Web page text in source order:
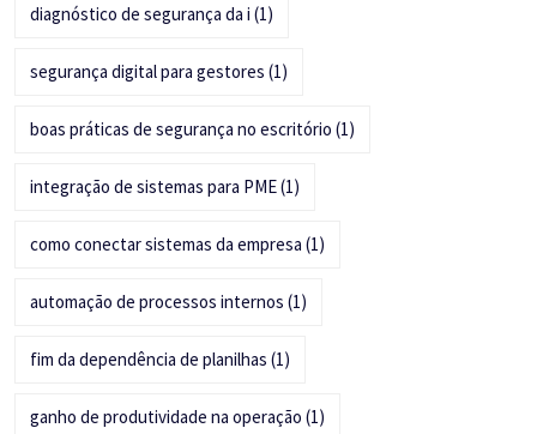
diagnóstico de segurança da i (1)
segurança digital para gestores (1)
boas práticas de segurança no escritório (1)
integração de sistemas para PME(1)
como conectar sistemas da empresa (1)
automação de processos internos (1)
fim da dependência de planilhas (1)
ganho de produtividade na operação (1)